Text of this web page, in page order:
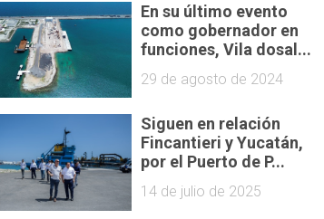
En su último evento
como gobernador en
funciones, Vila dosal...
29 de agosto de 2024
Siguen en relación
Fincantieri y Yucatán,
por el Puerto de P...
14 de julio de 2025